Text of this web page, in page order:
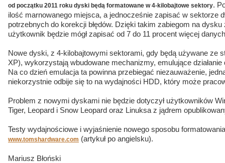
od początku 2011 roku dyski będą formatowane w 4-kilobajtowe sektory.
ilość marnowanego miejsca, a jednocześnie zapisać w sektorze
potrzebnych do korekcji błędów. Dzięki takim zabiegom na
użytkownik będzie mógł zapisać od 7 do 11 procent więcej
Nowe dyski, z 4-kilobajtowymi sektorami, gdy będą używane ze
XP), wykorzystają wbudowane mechanizmy, emulujące
Na co dzień emulacja ta powinna przebiegać niezauważenie,
niekorzystnie odbije się to na wydajności HDD, który może
Problem z nowymi dyskami nie będzie dotyczył użytkowników
Tiger, Leopard i Snow Leopard oraz Linuksa z jądrem
Testy wydajnościowe i wyjaśnienie nowego sposobu
www.tomshardware.com (artykuł po angielsku).
Mariusz Błoński